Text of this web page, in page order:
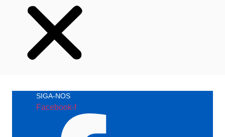
SIGA-NOS
Facebook-f